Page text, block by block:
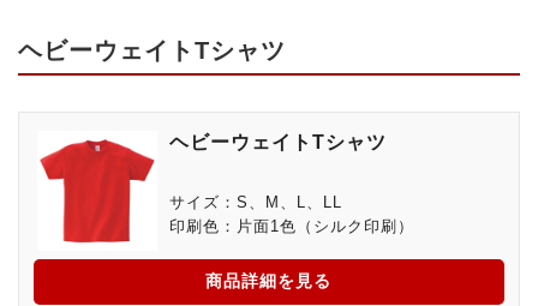
ヘビーウェイトTシャツ
ヘビーウェイトTシャツ
サイズ：S、M、L、LL
印刷色：片面1色（シルク印刷）
商品詳細を見る